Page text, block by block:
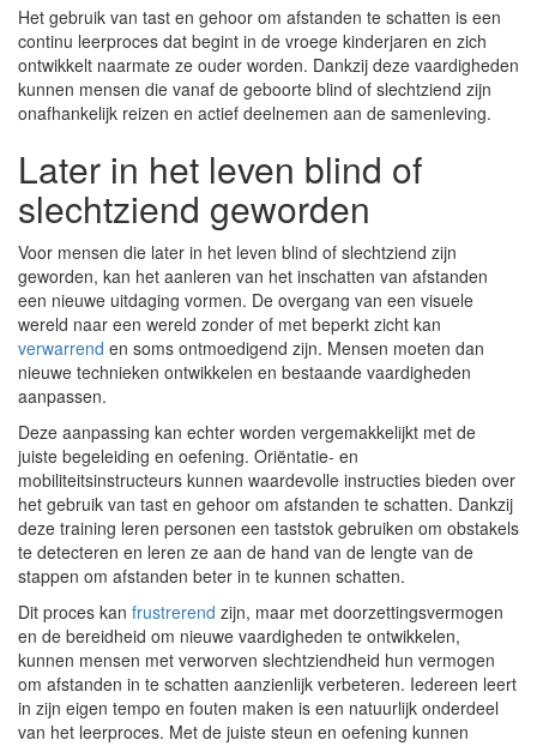
Het gebruik van tast en gehoor om afstanden te schatten is een
continu leerproces dat begint in de vroege kinderjaren en zich
ontwikkelt naarmate ze ouder worden. Dankzij deze vaardigheden
kunnen mensen die vanaf de geboorte blind of slechtziend zijn
onafhankelijk reizen en actief deelnemen aan de samenleving.
Later in het leven blind of
slechtziend geworden
Voor mensen die later in het leven blind of slechtziend zijn
geworden, kan het aanleren van het inschatten van afstanden
een nieuwe uitdaging vormen. De overgang van een visuele
wereld naar een wereld zonder of met beperkt zicht kan
verwarrend en soms ontmoedigend zijn. Mensen moeten dan
nieuwe technieken ontwikkelen en bestaande vaardigheden
aanpassen.
Deze aanpassing kan echter worden vergemakkelijkt met de
juiste begeleiding en oefening. Oriëntatie- en
mobiliteitsinstructeurs kunnen waardevolle instructies bieden over
het gebruik van tast en gehoor om afstanden te schatten. Dankzij
deze training leren personen een taststok gebruiken om obstakels
te detecteren en leren ze aan de hand van de lengte van de
stappen om afstanden beter in te kunnen schatten.
Dit proces kan frustrerend zijn, maar met doorzettingsvermogen
en de bereidheid om nieuwe vaardigheden te ontwikkelen,
kunnen mensen met verworven slechtziendheid hun vermogen
om afstanden in te schatten aanzienlijk verbeteren. Iedereen leert
in zijn eigen tempo en fouten maken is een natuurlijk onderdeel
van het leerproces. Met de juiste steun en oefening kunnen